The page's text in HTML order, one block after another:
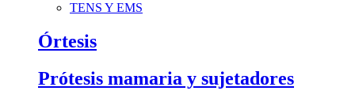
TENS Y EMS
Órtesis
Prótesis mamaria y sujetadores